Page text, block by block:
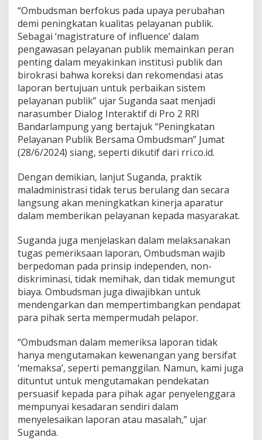
l
i
k
“Ombudsman berfokus pada upaya perubahan
demi peningkatan kualitas pelayanan publik.
Sebagai ‘magistrature of influence’ dalam
pengawasan pelayanan publik memainkan peran
penting dalam meyakinkan institusi publik dan
birokrasi bahwa koreksi dan rekomendasi atas
laporan bertujuan untuk perbaikan sistem
pelayanan publik” ujar Suganda saat menjadi
narasumber Dialog Interaktif di Pro 2 RRI
Bandarlampung yang bertajuk “Peningkatan
Pelayanan Publik Bersama Ombudsman” Jumat
(28/6/2024) siang, seperti dikutif dari rri.co.id.
Dengan demikian, lanjut Suganda, praktik
maladministrasi tidak terus berulang dan secara
langsung akan meningkatkan kinerja aparatur
dalam memberikan pelayanan kepada masyarakat.
Suganda juga menjelaskan dalam melaksanakan
tugas pemeriksaan laporan, Ombudsman wajib
berpedoman pada prinsip independen, non-
diskriminasi, tidak memihak, dan tidak memungut
biaya. Ombudsman juga diwajibkan untuk
mendengarkan dan mempertimbangkan pendapat
para pihak serta mempermudah pelapor.
“Ombudsman dalam memeriksa laporan tidak
hanya mengutamakan kewenangan yang bersifat
‘memaksa’, seperti pemanggilan. Namun, kami juga
dituntut untuk mengutamakan pendekatan
persuasif kepada para pihak agar penyelenggara
mempunyai kesadaran sendiri dalam
menyelesaikan laporan atau masalah,” ujar
Suganda.